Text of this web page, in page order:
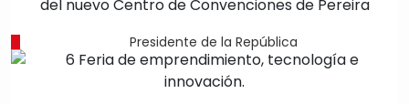
Presidente de la República